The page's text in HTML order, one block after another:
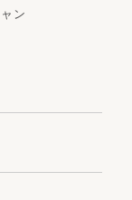
ン